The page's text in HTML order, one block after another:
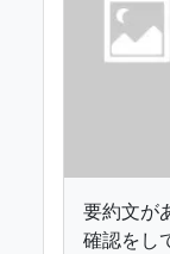
要約文が
確認をし